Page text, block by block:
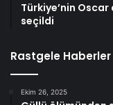
Türkiye’nin
seçildi
Rastgele Haberler
Ekim 26, 2025